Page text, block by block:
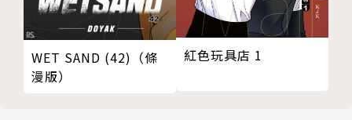
WET SAND (42)（條
漫版）
紅色玩具店 1